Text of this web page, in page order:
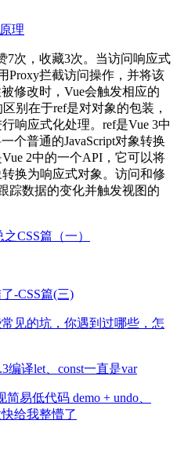
理
7次，收藏3次。当访问响应式
Proxy拦截访问操作，并将该
修改时，Vue会触发相应的
别在于ref是对对象的包装，
响应式化处理。ref是Vue 3中
个普通的JavaScript对象转换
2中的一个API，它可以将
转换为响应式对象。访问和修
踪数据的变化并触发视图的
CSS篇（一）
-CSS篇(三)
见的坑，你遇到过哪些，怎
编译let、const一直是var
易低代码 demo + undo、
给我整懵了